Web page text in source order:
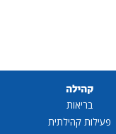
קהילה
בריאות
פעילות קהילתית